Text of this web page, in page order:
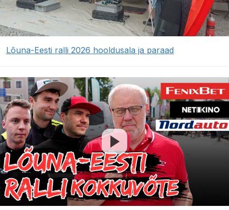
Lõuna-Eesti ralli 2026 hooldusala ja paraad